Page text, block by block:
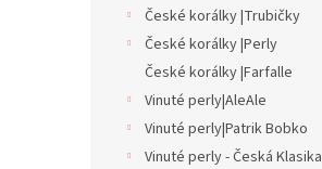
České korálky |Trubičky
České korálky |Perly
České korálky |Farfalle
Vinuté perly|AleAle
Vinuté perly|Patrik Bobko
Vinuté perly - Česká Klasika